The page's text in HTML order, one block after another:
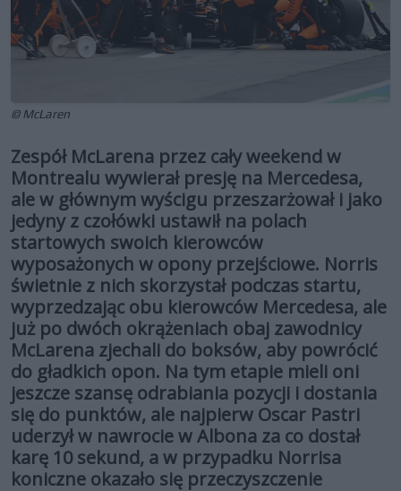
© McLaren
Zespół McLarena przez cały weekend w
Montrealu wywierał presję na Mercedesa,
ale w głównym wyścigu przeszarżował i jako
jedyny z czołówki ustawił na polach
startowych swoich kierowców
wyposażonych w opony przejściowe. Norris
świetnie z nich skorzystał podczas startu,
wyprzedzając obu kierowców Mercedesa, ale
już po dwóch okrążeniach obaj zawodnicy
McLarena zjechali do boksów, aby powrócić
do gładkich opon. Na tym etapie mieli oni
jeszcze szansę odrabiania pozycji i dostania
się do punktów, ale najpierw Oscar Pastri
uderzył w nawrocie w Albona za co dostał
karę 10 sekund, a w przypadku Norrisa
koniczne okazało się przeczyszczenie